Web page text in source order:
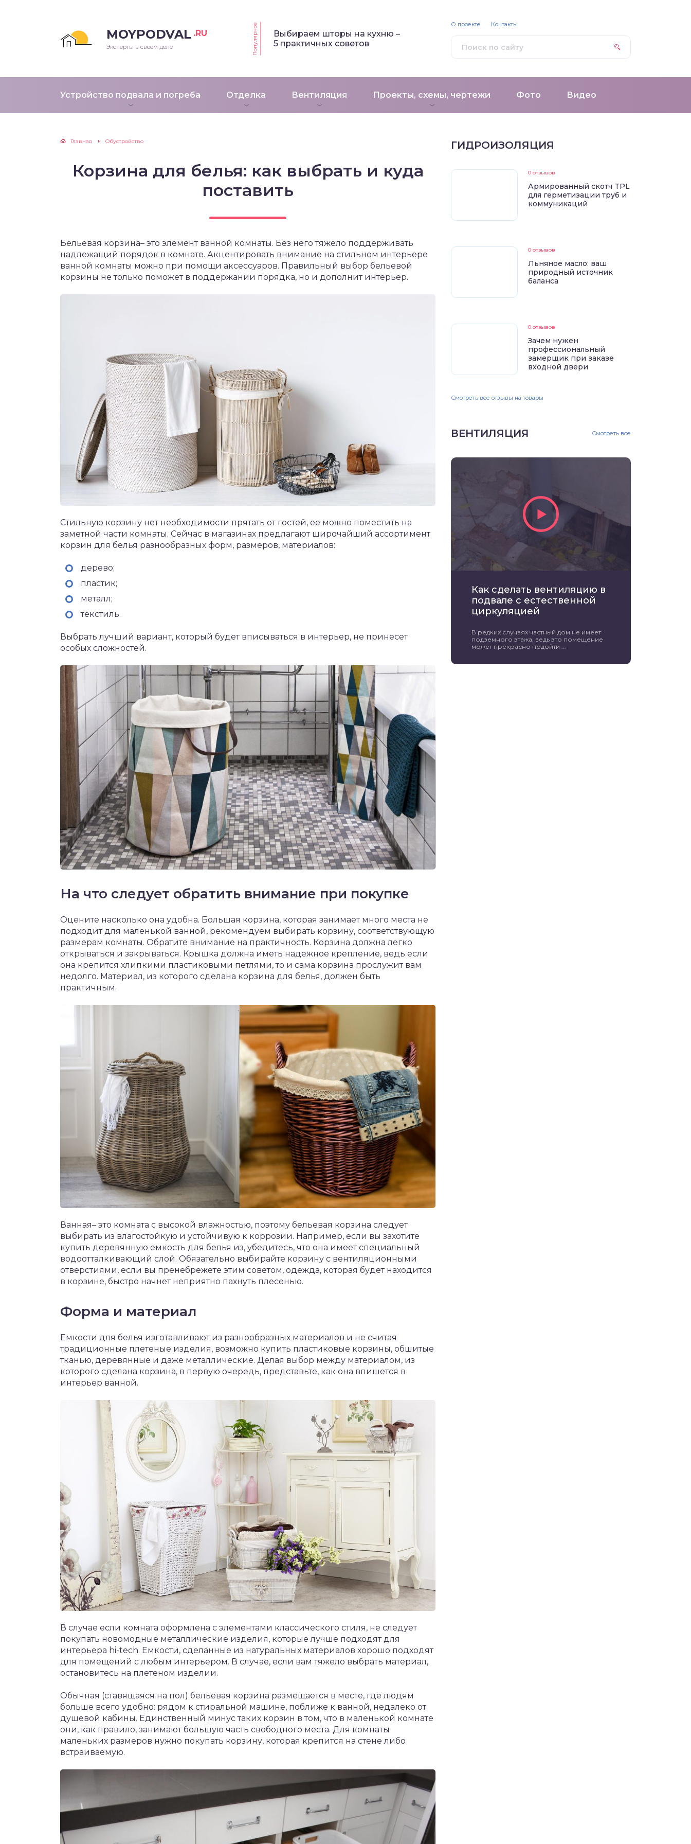
MOYPODVAL .RU
Эксперты в своем деле Популярное
Выбираем шторы на кухню –
5 практичных советов
Устройство подвала и погреба Отделка Вентиляция Проекты, схемы, чертежи Фото Видео
О проекте Контакты
Главная Обустройство
Корзина для белья: как выбрать и куда
поставить
Бельевая корзина– это элемент ванной комнаты. Без него тяжело поддерживать
надлежащий порядок в комнате. Акцентировать внимание на стильном интерьере
ванной комнаты можно при помощи аксессуаров. Правильный выбор бельевой
корзины не только поможет в поддержании порядка, но и дополнит интерьер.
Стильную корзину нет необходимости прятать от гостей, ее можно поместить на
заметной части комнаты. Сейчас в магазинах предлагают широчайший ассортимент
корзин для белья разнообразных форм, размеров, материалов:
дерево;
пластик;
металл;
текстиль.
Выбрать лучший вариант, который будет вписываться в интерьер, не принесет
особых сложностей.
На что следует обратить внимание при покупке
Оцените насколько она удобна. Большая корзина, которая занимает много места не
подходит для маленькой ванной, рекомендуем выбирать корзину, соответствующую
размерам комнаты. Обратите внимание на практичность. Корзина должна легко
открываться и закрываться. Крышка должна иметь надежное крепление, ведь если
она крепится хлипкими пластиковыми петлями, то и сама корзина прослужит вам
недолго. Материал, из которого сделана корзина для белья, должен быть
практичным.
Ванная– это комната с высокой влажностью, поэтому бельевая корзина следует
выбирать из влагостойкую и устойчивую к коррозии. Например, если вы захотите
купить деревянную емкость для белья из, убедитесь, что она имеет специальный
водоотталкивающий слой. Обязательно выбирайте корзину с вентиляционными
отверстиями, если вы пренебрежете этим советом, одежда, которая будет находится
в корзине, быстро начнет неприятно пахнуть плесенью.
Форма и материал
Емкости для белья изготавливают из разнообразных материалов и не считая
традиционные плетеные изделия, возможно купить пластиковые корзины, обшитые
тканью, деревянные и даже металлические. Делая выбор между материалом, из
которого сделана корзина, в первую очередь, представьте, как она впишется в
интерьер ванной.
В случае если комната оформлена с элементами классического стиля, не следует
покупать новомодные металлические изделия, которые лучше подходят для
интерьера hi-tech. Емкости, сделанные из натуральных материалов хорошо подходят
для помещений с любым интерьером. В случае, если вам тяжело выбрать материал,
остановитесь на плетеном изделии.
Обычная (ставящаяся на пол) бельевая корзина размещается в месте, где людям
больше всего удобно: рядом к стиральной машине, поближе к ванной, недалеко от
душевой кабины. Единственный минус таких корзин в том, что в маленькой комнате
они, как правило, занимают большую часть свободного места. Для комнаты
маленьких размеров нужно покупать корзину, которая крепится на стене либо
встраиваемую.
ГИДРОИЗОЛЯЦИЯ
0 отзывов
Армированный скотч TPL
для герметизации труб и
коммуникаций
0 отзывов
Льняное масло: ваш
природный источник
баланса
0 отзывов
Зачем нужен
профессиональный
замерщик при заказе
входной двери
Смотреть все отзывы на товары
ВЕНТИЛЯЦИЯ Смотреть все
Как сделать вентиляцию в
подвале с естественной
циркуляцией
В редких случаях частный дом не имеет
подземного этажа, ведь это помещение
может прекрасно подойти ...